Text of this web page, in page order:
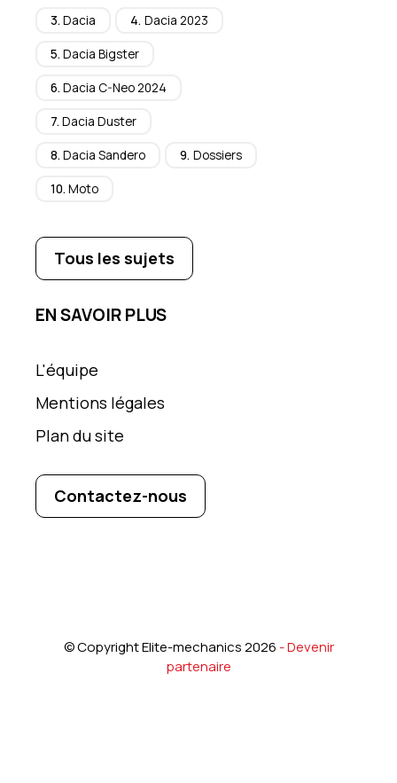
Dacia Dacia 2023
Dacia Bigster
Dacia C-Neo 2024
Dacia Duster
Dacia Sandero Dossiers
Moto
Tous les sujets
EN SAVOIR PLUS
L'équipe
Mentions légales
Plan du site
Contactez-nous
©CopyrightElite-mechanics 2026 -Devenir
partenaire